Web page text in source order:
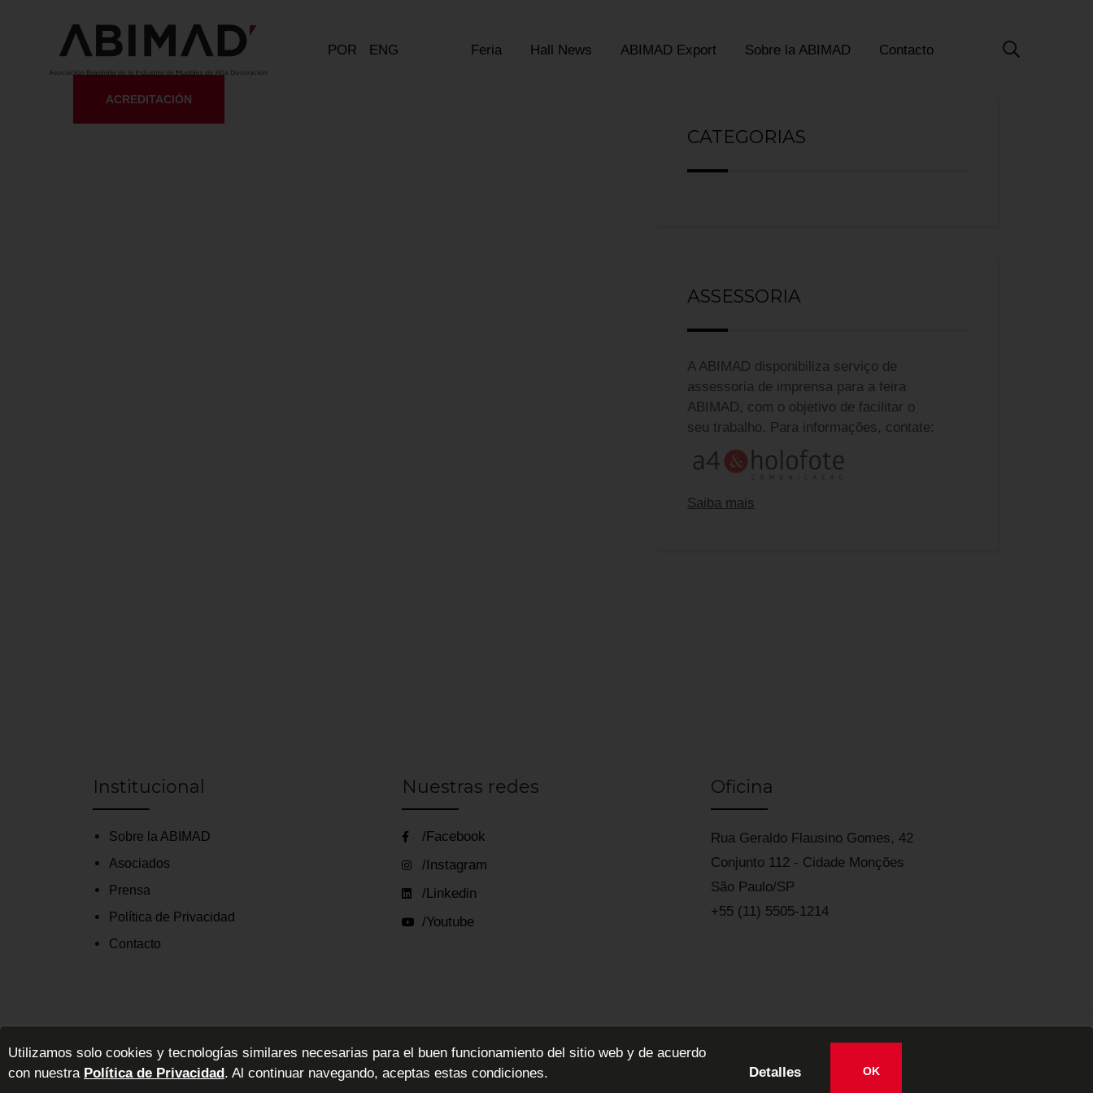
POR ENG Feria Hall News ABIMAD Export Sobre la ABIMAD Contacto
ACREDITACIÓN
CATEGORIAS
ASSESSORIA
A ABIMAD disponibiliza serviço de
assessoria de imprensa para a feira
ABIMAD, com o objetivo de facilitar o
seu trabalho. Para informações, contate:
Saiba mais
Institucional
Sobre la ABIMAD
Asociados
Prensa
Política de Privacidad
Contacto
Nuestras redes
/Facebook
/Instagram
/Linkedin
/Youtube
Oficina
Rua Geraldo Flausino Gomes, 42
Conjunto 112 - Cidade Monções
São Paulo/SP
+55 (11) 5505-1214
ABIMAD - Asociación Brasileña de la Industria de Muebles de Alta Decoración
Utilizamos solo cookies y tecnologías similares necesarias para el buen funcionamiento del sitio web y de acuerdo
con nuestra Política de Privacidad. Al continuar navegando, aceptas estas condiciones. Detalles OK